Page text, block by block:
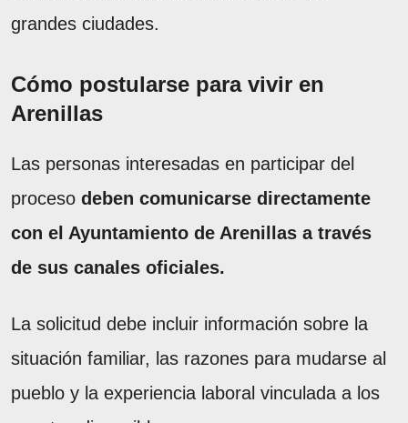
grandes ciudades.
Cómo postularse para vivir en
Arenillas
Las personas interesadas en participar del
proceso deben comunicarse directamente
con el Ayuntamiento de Arenillas a través
de sus canales oficiales.
La solicitud debe incluir información sobre la
situación familiar, las razones para mudarse al
pueblo y la experiencia laboral vinculada a los